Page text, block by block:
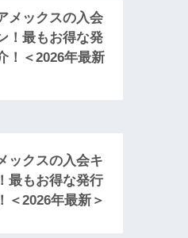
メックスの入会
！最もお得な発
！＜2026年最新
ックスの入会キ
最もお得な発行
＜2026年最新＞